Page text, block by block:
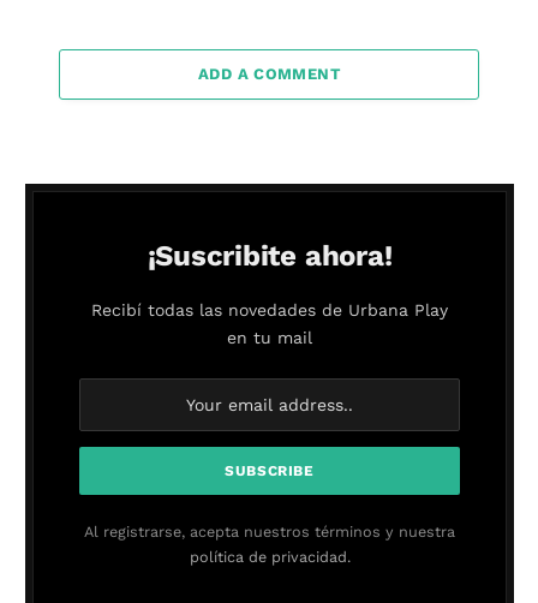
ADD A COMMENT
¡Suscribite ahora!
Recibí todas las novedades de Urbana Play
en tu mail
Al registrarse, acepta nuestros términos y nuestra
política de privacidad.